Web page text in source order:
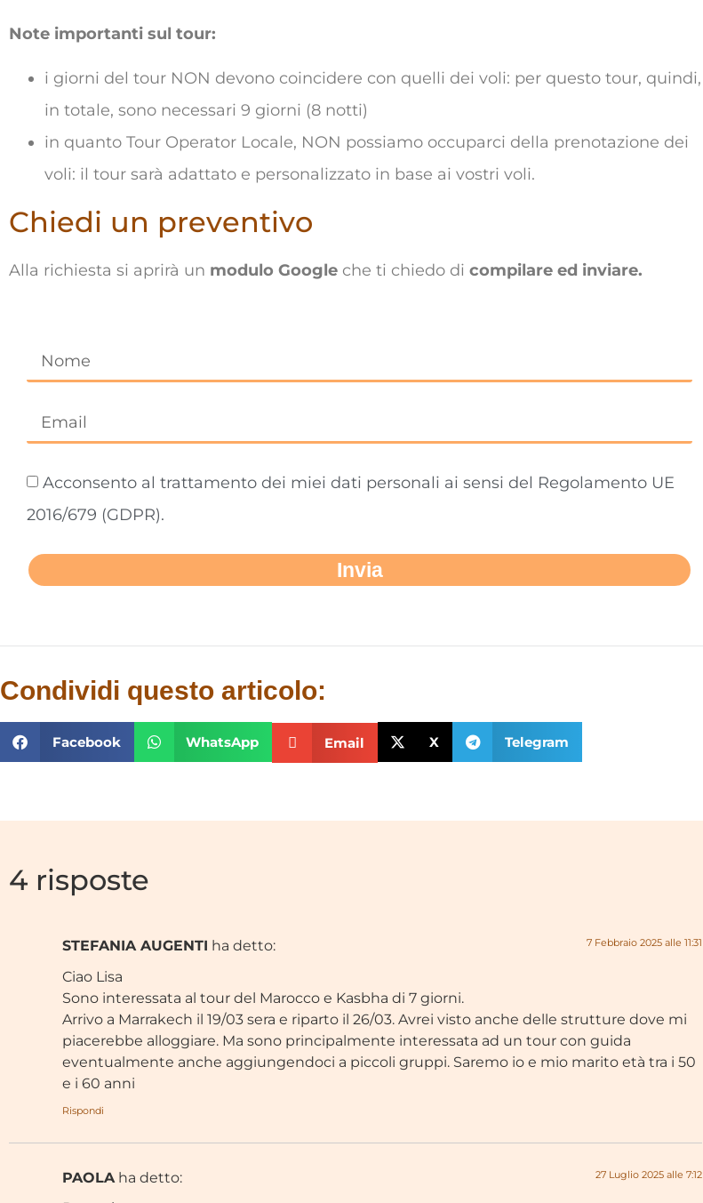
Note importanti sul tour:
i giorni del tour NON devono coincidere con quelli dei voli: per questo tour, quindi,
in totale, sono necessari 9 giorni (8 notti)
in quanto Tour Operator Locale, NON possiamo occuparci della prenotazione dei
voli: il tour sarà adattato e personalizzato in base ai vostri voli.
Chiedi un preventivo
Alla richiesta si aprirà un modulo Google che ti chiedo di compilare ed inviare.
Acconsento al trattamento dei miei dati personali ai sensi del Regolamento UE
2016/679 (GDPR).
Invia
Condividi questo articolo:
Facebook WhatsApp Email X Telegram
4 risposte
STEFANIA AUGENTI ha detto: 7 Febbraio 2025 alle 11:31
Ciao Lisa
Sono interessata al tour del Marocco e Kasbha di 7 giorni.
Arrivo a Marrakech il 19/03 sera e riparto il 26/03. Avrei visto anche delle strutture dove mi
piacerebbe alloggiare. Ma sono principalmente interessata ad un tour con guida
eventualmente anche aggiungendoci a piccoli gruppi. Saremo io e mio marito età tra i 50
e i 60 anni
Rispondi
PAOLA ha detto: 27 Luglio 2025 alle 7:12